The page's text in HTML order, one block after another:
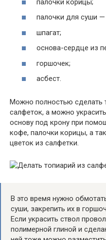
палочки корицы;
палочки для суши —
шпагат;
основа-сердце из
горшочек;
асбест.
Можно полностью сделать
салфеток, а можно
основу под крону при
кофе, палочки корицы, а
цветок из салфетки.
В это время нужно
суши, закрепить их в
Если украсить ствол
полимерной глиной и